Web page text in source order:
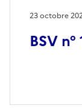
BSV
23 octobre